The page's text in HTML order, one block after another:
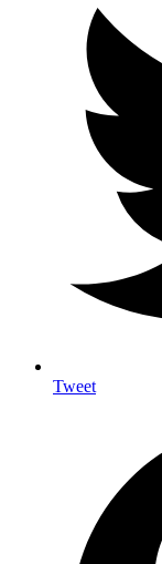
Tweet